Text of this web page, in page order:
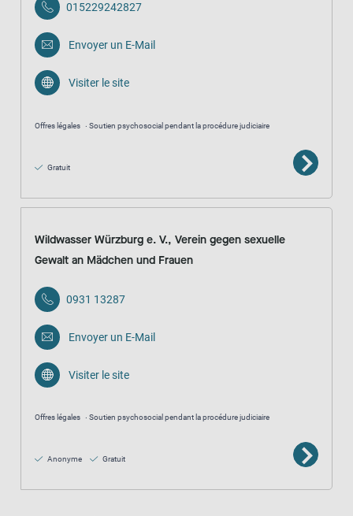
015229242827
Envoyer un E-Mail
Visiter le site
Offres légales Soutien psychosocial pendant la procédure judiciaire
Gratuit
Wildwasser Würzburg e. V., Verein gegen sexuelle
Gewalt an Mädchen und Frauen
0931 13287
Envoyer un E-Mail
Visiter le site
Offres légales Soutien psychosocial pendant la procédure judiciaire
Anonyme Gratuit